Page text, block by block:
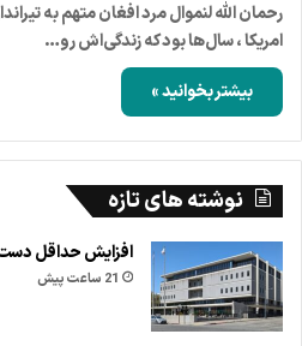
رحمان الله لنموال مرد افغان متهم به
امریکا ، سال‌ها بود که زندگی‌اش رو…
بیشتر بخوانید »
نوشته های تازه
افزایش حداقل
21 ساعت پیش